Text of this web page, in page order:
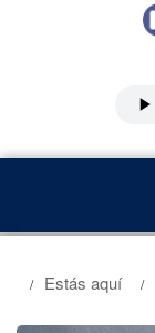
Estás aquí